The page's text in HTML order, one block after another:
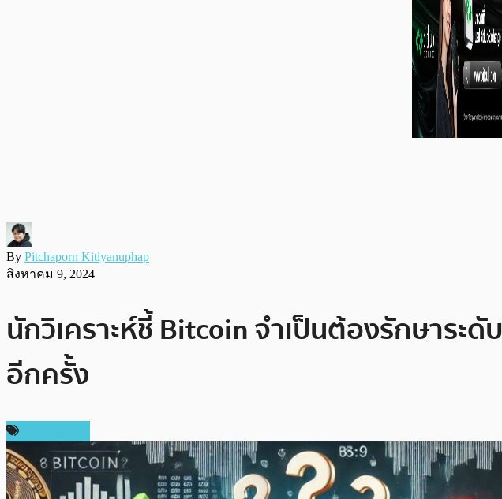
By Pitchaporn Kitiyanuphap
สิงหาคม 9, 2024
นักวิเคราะห์ชี้ Bitcoin จำเป็นต้องรักษาระ
อีกครั้ง